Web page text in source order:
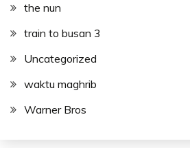
the nun
train to busan 3
Uncategorized
waktu maghrib
Warner Bros